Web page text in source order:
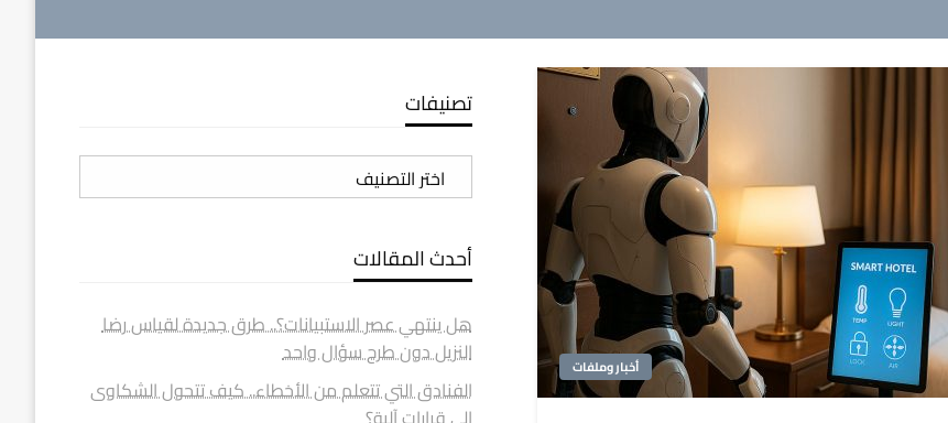
أخبار وملفات
تصنيفات
تصنيفات
أحدث المقالات
هل ينتهي عصر الاستبيانات؟.. طرق جديدة لقياس رضا
النزيل دون طرح سؤال واحد
الفنادق التي تتعلم من الأخطاء.. كيف تتحول الشكاوى